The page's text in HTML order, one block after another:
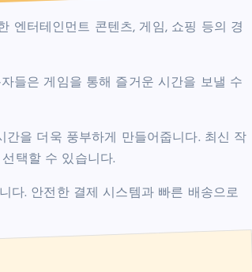
엔터테인먼트 콘텐츠, 게임, 쇼핑 등의 경
들은 게임을 통해 즐거운 시간을 보낼 수
을 더욱 풍부하게 만들어줍니다. 최신 작
택할 수 있습니다.
다. 안전한 결제 시스템과 빠른 배송으로